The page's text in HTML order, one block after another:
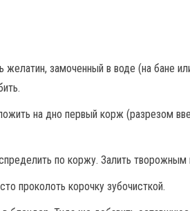
желатин, замоченный в воде (на бане
на дно первый корж (разрезом
по коржу. Залить
проколоть корочку зубочисткой.